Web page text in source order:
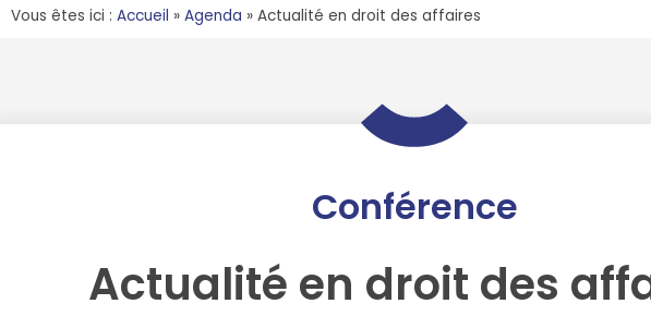
Vous êtes ici : Accueil » Agenda » Actualité en droit des affaires
Conférence
Actualité en droit des